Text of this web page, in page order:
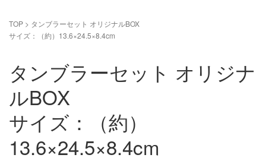
TOP > タンブラーセット オリジナルBOX
サイズ：（約）13.6×24.5×8.4cm
タンブラーセット オリジナ
ルBOX
サイズ：（約）
13.6×24.5×8.4cm